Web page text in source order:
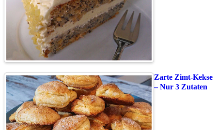
Zarte Zimt-Kekse
– Nur 3 Zutaten